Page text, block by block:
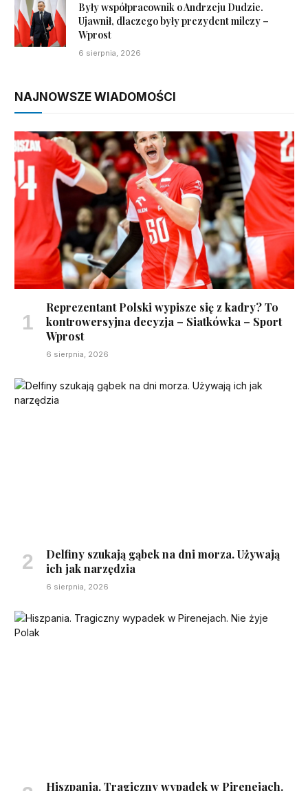
Były współpracownik o Andrzeju Dudzie.
Ujawnił, dlaczego były prezydent milczy –
Wprost
6 sierpnia, 2026
NAJNOWSZE WIADOMOŚCI
Reprezentant Polski wypisze się z kadry? To
kontrowersyjna decyzja – Siatkówka – Sport
Wprost
6 sierpnia, 2026
Delfiny szukają gąbek na dni morza. Używają
ich jak narzędzia
6 sierpnia, 2026
Hiszpania. Tragiczny wypadek w Pirenejach.